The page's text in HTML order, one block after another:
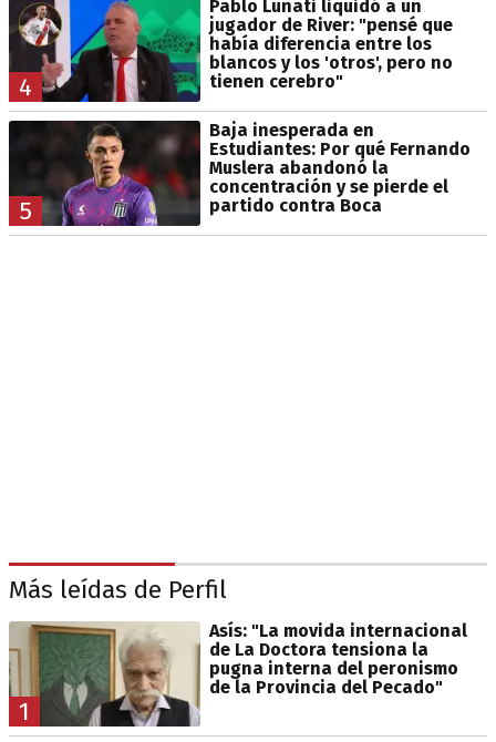
4
Pablo Lunati liquidó a un
jugador de River: "pensé que
había diferencia entre los
blancos y los 'otros', pero no
tienen cerebro"
5
Baja inesperada en
Estudiantes: Por qué Fernando
Muslera abandonó la
concentración y se pierde el
partido contra Boca
Más leídas de Perfil
1
Asís: "La movida internacional
de La Doctora tensiona la
pugna interna del peronismo
de la Provincia del Pecado"